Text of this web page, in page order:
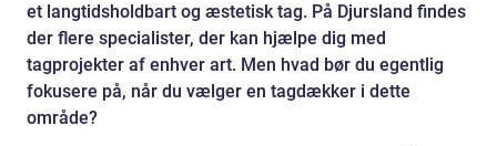
et langtidsholdbart og æstetisk tag. På Djursland findes
der flere specialister, der kan hjælpe dig med
tagprojekter af enhver art. Men hvad bør du egentlig
fokusere på, når du vælger en tagdækker i dette
område?